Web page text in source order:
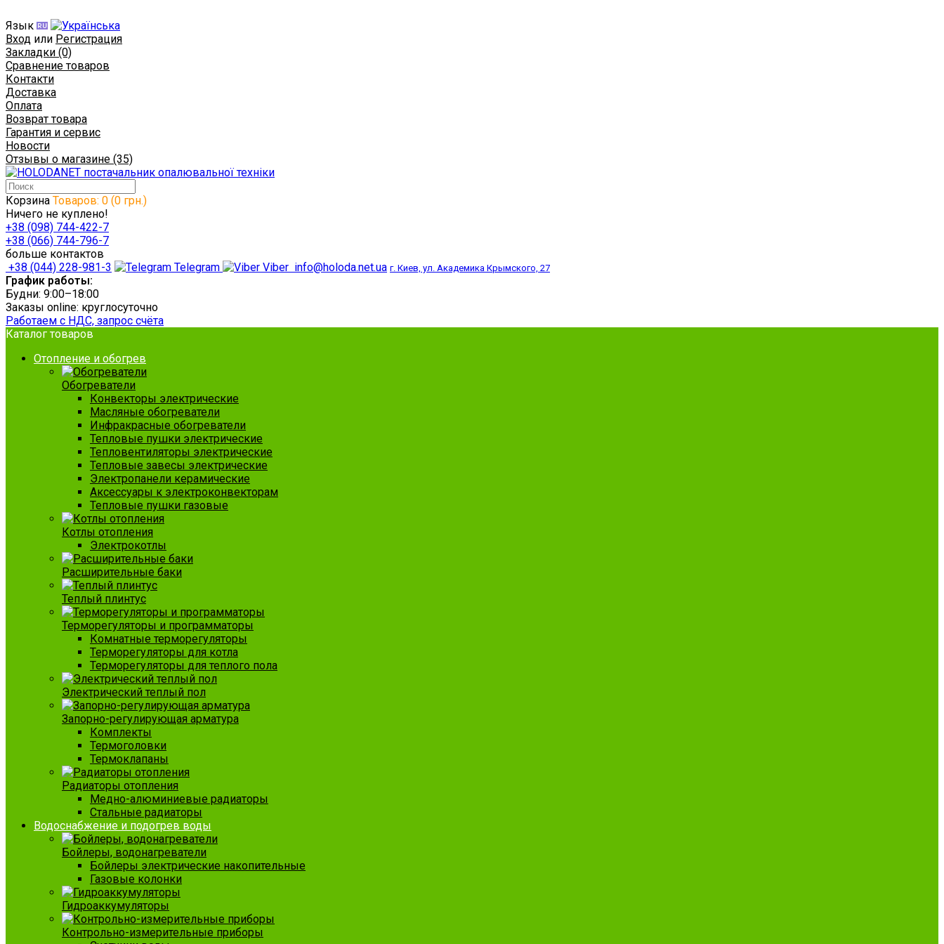
Язык
Вход или Регистрация
Закладки (0)
Сравнение товаров
Контакти
Доставка
Оплата
Возврат товара
Гарантия и сервис
Новости
Отзывы о магазине (35)
Корзина Товаров: 0 (0 грн.)
Ничего не куплено!
+38 (098) 744-422-7
+38 (066) 744-796-7
больше контактов
+38 (044) 228-981-3
Telegram Viber info@holoda.net.ua г. Киев, ул. Академика Крымского, 27
График работы:
Будни: 9:00–18:00
Заказы online: круглосуточно
Работаем с НДС, запрос счёта
Каталог товаров
Отопление и обогрев
Обогреватели
Конвекторы электрические
Масляные обогреватели
Инфракрасные обогреватели
Тепловые пушки электрические
Тепловентиляторы электрические
Тепловые завесы электрические
Электропанели керамические
Аксессуары к электроконвекторам
Тепловые пушки газовые
Котлы отопления
Электрокотлы
Расширительные баки
Теплый плинтус
Терморегуляторы и программаторы
Комнатные терморегуляторы
Терморегуляторы для котла
Терморегуляторы для теплого пола
Электрический теплый пол
Запорно-регулирующая арматура
Комплекты
Термоголовки
Термоклапаны
Радиаторы отопления
Медно-алюминиевые радиаторы
Стальные радиаторы
Водоснабжение и подогрев воды
Бойлеры, водонагреватели
Бойлеры электрические накопительные
Газовые колонки
Гидроаккумуляторы
Контрольно-измерительные приборы